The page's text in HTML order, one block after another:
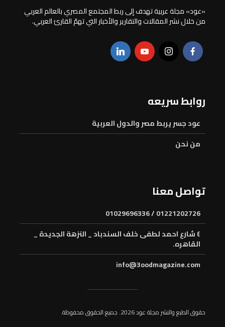
«عود» مجلة عربية تهدف إلى ربط المجتمع المصري بالعالم العربي
من خلال نشر المقالات والتقارير والأخبار التي تهمّ القارئ العربي.
روابط سريعه
عود جسر يربط مصر والدول العربية
من نحن
تواصل معنا
01221202726 / 01029696336
٤ شارع احمد لطفى خلف السندباد _ النزهة الجديدة _
القاهره.
info@3oodmagazine.com
حقوق الطبع والنشر مجلة عود 2026. جميع الحقوق محفوظة.